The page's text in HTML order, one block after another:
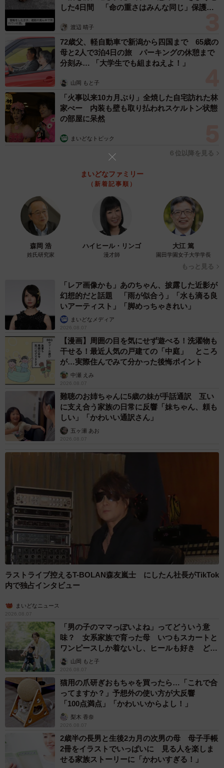
なく、むしろガッツポーズをしてもいいと夫は言います。
続けて「にっこり笑って格の違いを見せつけちゃえばい
い」と作者に語りかけるのでした。
同作について、作者のB.B軍曹さんに詳しく話を聞きまし
5/12
うわさなんて気にしないことで格の違いを見せつけちゃえ（B.B軍曹さん
提供）
「うわさ＝自分のせい」ではないと気づけた瞬間
ー当時は、そのうわさが事実ではないことを証明したい気
持ちもありましたか？ それとも、誤解されたことへのショ
ックや傷ついた気持ちの方が大きかったのでしょうか？
当時は「事実じゃない」と証明したい気持ちも強かったで
す。ただ、それ以上に傷ついたのは、自分の知らない場所
で自分という人間を勝手に作られていたことです。うわさ
の内容そのものより「そんなふうに見られていたんだ」と
いうショックの方が大きいのだと思います。
ー作中では「一歩前に進んだ人ほど目立つ」と語られてい
した4日間 「命の重さはみんな同じ」保護団
渡辺 晴子
72歳父、軽自動車で新潟から四国まで 65歳の
母と2人で3泊4日の旅 パーキングの休憩まで
分刻み… 「大学生でも組まねえよ！」
山岡 もと子
「火事以来10カ月ぶり」全焼した自宅訪れた林
家ぺー 内装も壁も取り払われスケルトン状態
の部屋に呆然
まいどなトピック
６位以降を見る
まいどなファミリー
（新着記事順）
森岡 浩
姓氏研究家
ハイヒール・リンゴ
漫才師
大江 篤
園田学園女子大学学長
もっと見る
「レア画像かも」あのちゃん、披露した近影が
幻想的だと話題 「雨が似合う」「水も滴る良
いアーティスト」「脚めっちゃきれい」
まいどなメディア
2026.08.07
【漫画】周囲の目を気にせず遊べる！洗濯物も
干せる！最近人気の戸建ての「中庭」 ところ
が…実際住んでみて分かった後悔ポイント
中瀬 えみ
2026.08.07
難聴のお姉ちゃんに5歳の妹が手話通訳 互い
に支え合う家族の日常に反響「妹ちゃん、頼も
しい」「かわいい通訳さん」
五ヶ瀬 あお
2026.08.07
ラストライブ控えるT-BOLAN森友嵐士 にしたん社長がTikTok
内で独占インタビュー
まいどなニュース
2026.08.07
「男の子のママっぽいよね」ってどういう意
味？ 女系家族で育った母 いつもスカートと
ワンピースしか着ないし、ヒールも好き どの
へんが…
山岡 もと子
2026.08.07
猫用の爪研ぎおもちゃを買ったら…「これで合
ってますか？」予想外の使い方が大反響
「100点満点」「かわいいからよし！」
梨木 香奈
2026.08.07
2歳半の長男と生後2カ月の次男の母 母子手帳
2冊をイラストでいっぱいに 見る人を楽しま
せる家族ストーリーに「かわいすぎる！」